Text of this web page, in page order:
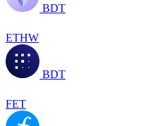
BDT
ETHW
BDT
FET